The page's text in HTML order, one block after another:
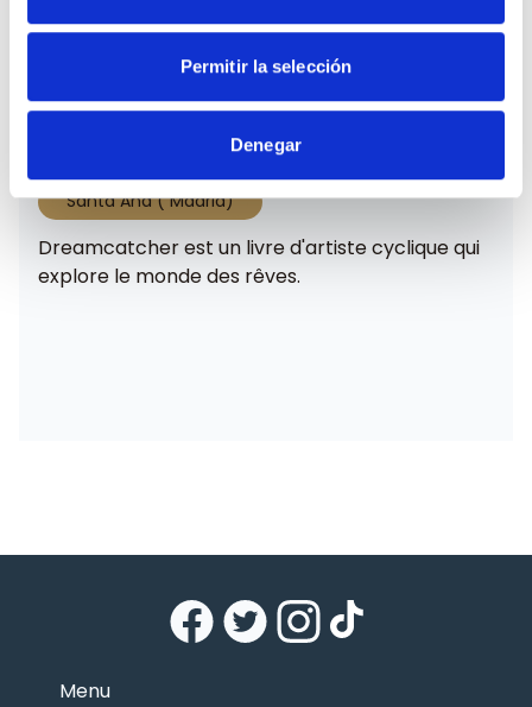
Permitir la selección
Denegar
Santa Ana ( Madrid)
Dreamcatcher est un livre d'artiste cyclique qui
explore le monde des rêves.
Menu